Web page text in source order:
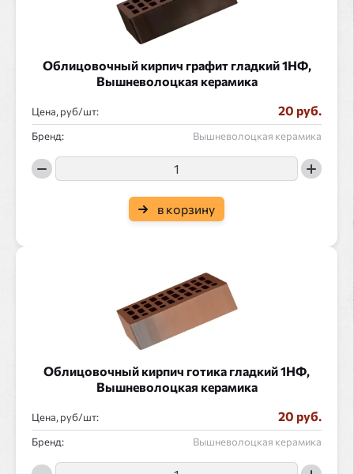
Облицовочный кирпич графит гладкий 1НФ,
Вышневолоцкая керамика
Цена, руб/ : 20 руб.
Бренд: Вышневолоцкая керамика
в корзину
Облицовочный кирпич готика гладкий 1НФ,
Вышневолоцкая керамика
Цена, руб/ : 20 руб.
Бренд: Вышневолоцкая керамика